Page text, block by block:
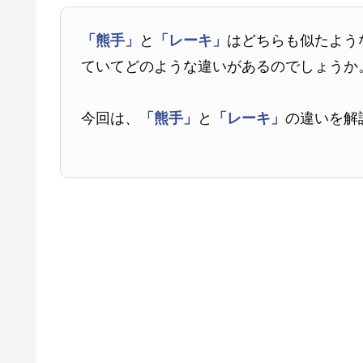
「熊手」 と 「レーキ」 はどちらも似たよ
ていてどのような違いがあるのでしょうか
今回は、 「熊手」 と 「レーキ」の違いを解